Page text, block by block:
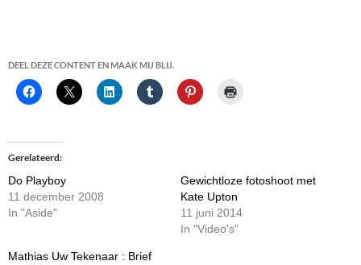
DEEL DEZE CONTENT EN MAAK MIJ BLIJ.
Gerelateerd
Do Playboy
11 december 2008
In "Aside"
Gewichtloze fotoshoot met
Kate Upton
11 juni 2014
In "Video's"
Mathias Uw Tekenaar : Brief